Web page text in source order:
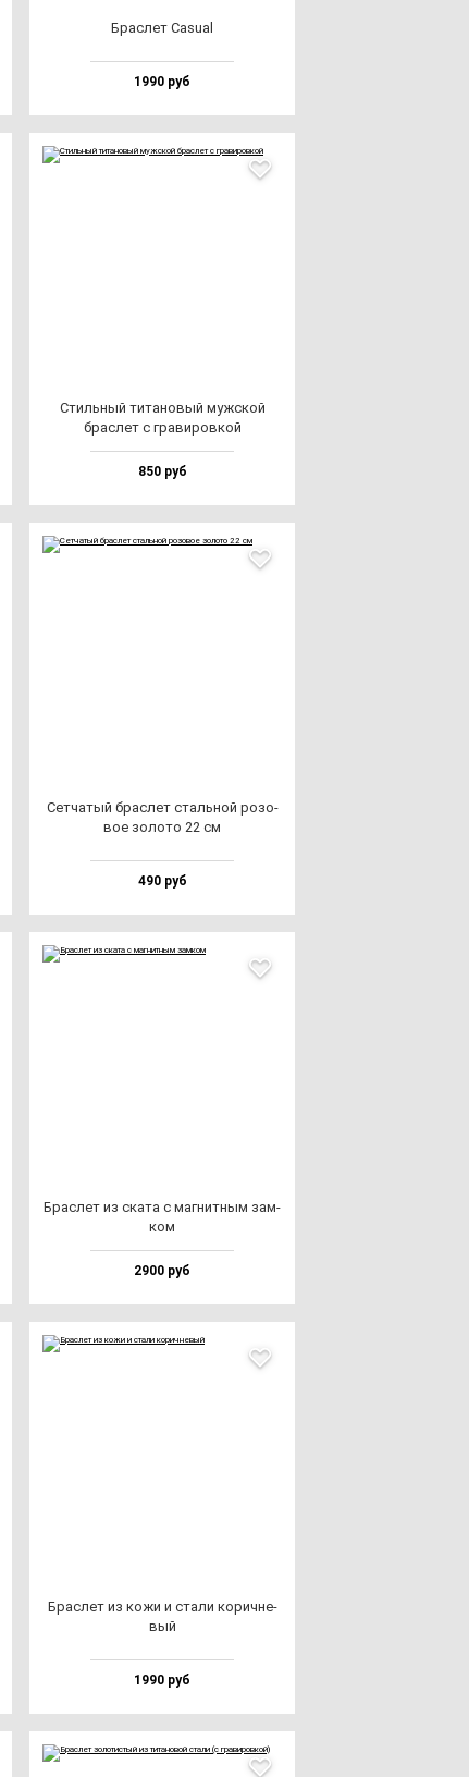
Брас­лет Casu­al
1990 руб
Стиль­ный ти­та­но­вый муж­ской
брас­лет с гра­ви­ров­кой
850 руб
Сет­ча­тый брас­лет сталь­ной ро­зо­
вое зо­ло­то 22 см
490 руб
Брас­лет из ска­та c маг­нит­ным зам­
ком
2900 руб
Брас­лет из ко­жи и ста­ли ко­рич­не­
вый
1990 руб